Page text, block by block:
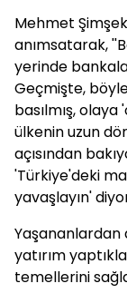
Mehmet
anımsatarak,
yerinde
Geçmişte,
basılmış,
ülkenin uzun
açısından
'Türkiye'deki
yavaşlayın'
Yaşananlardan
yatırım
temellerini